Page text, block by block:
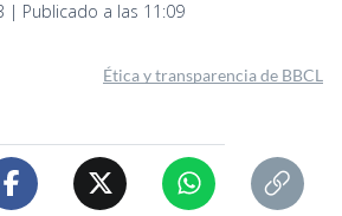
| Publicado a las 11:09
Ética y transparencia de BBCL